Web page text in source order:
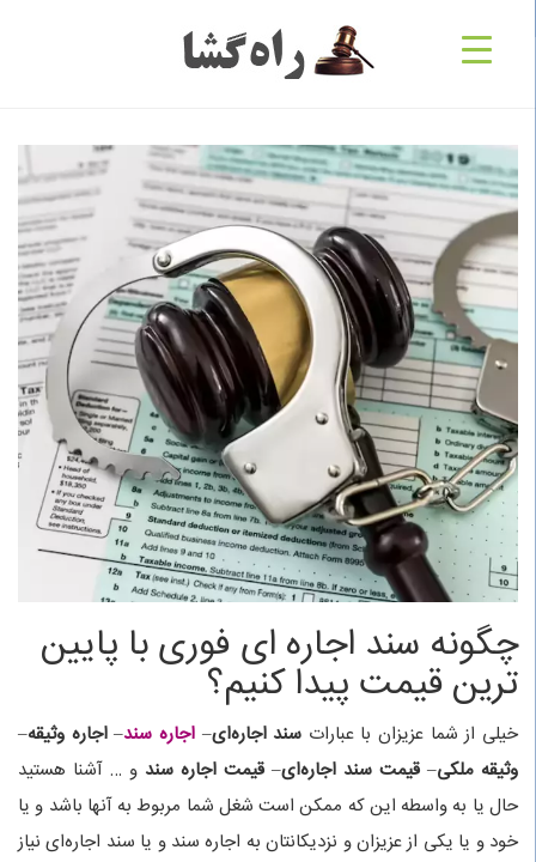
چگونه سند اجاره ای فوری با پایین
ترین قیمت پیدا کنیم؟
خیلی از شما عزیزان با عبارات سند اجاره‌ای–اجاره سند–اجاره وثیقه–
وثیقه ملکی– قیمت سند اجاره‌ای– قیمت اجاره سند و … آشنا هستید
حال یا به واسطه این که ممکن است شغل شما مربوط به آنها باشد و یا
خود و یا یکی از عزیزان و نزدیکانتان به اجاره سند و یا سند اجاره‌ای نیاز